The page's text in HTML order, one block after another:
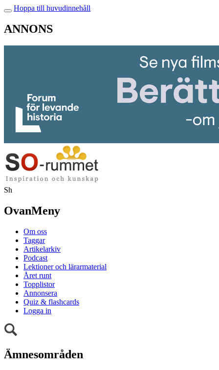
Hoppa till huvudinnehåll
ANNONS
Sh
OvanMeny
Om oss
Taggar
Artikelarkiv
Podcast
Lektioner och lärarmaterial
Året runt
Topplistor
Annonsera
Quiz & flashcards
Logga in
Ämnesområden